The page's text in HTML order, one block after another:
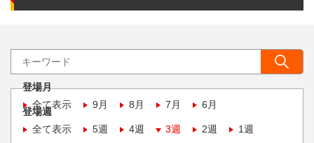
登場月
全て表示
9月 8月 7月 6月
登場週
全て表示
5週 4週 3週 2週 1週